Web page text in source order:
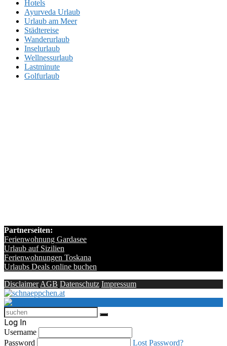
Hotels
Ayurveda Urlaub
Urlaub am Meer
Städtereise
Wanderurlaub
Inselurlaub
Wellnessurlaub
Lastminute
Golfurlaub
Partnerseiten:
Ferienwohnung Gardasee
Urlaub auf Sizilien
Ferienwohnungen Toskana
Urlaubs Deals online buchen
Disclaimer AGB Datenschutz Impressum
Log In
Username
Password
Lost Password?